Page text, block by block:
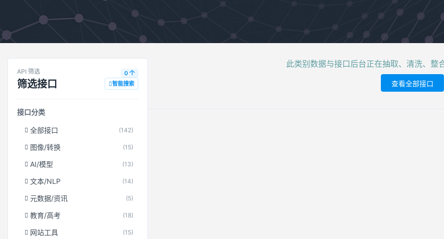
API 筛选
筛选接口
0 个
智能搜索
接口分类
全部接口 (142)
图像/转换 (15)
AI/模型 (13)
文本/NLP (14)
元数据/资讯 (5)
教育/高考 (18)
网站工具 (15)
此类别数据与接口后台正在抽取、清洗、整
查看全部接口